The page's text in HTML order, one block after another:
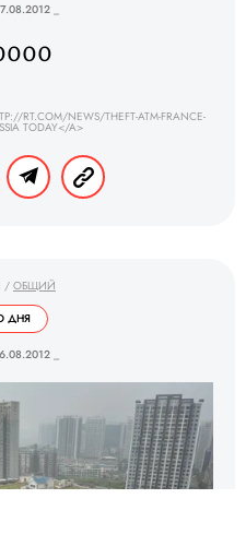
_
NEWS/THEFT-ATM-FRANCE-
TODAY</A>
/ ОБЩИЙ
ДНЯ
_